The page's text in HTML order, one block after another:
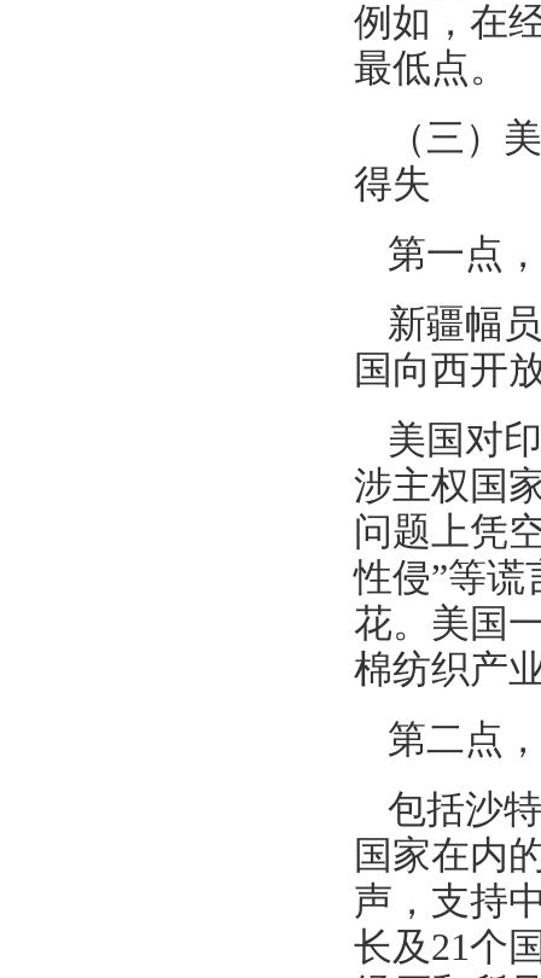
例如，在
最低点。
（三）
得失
第一点
新疆幅
国向西开
美国对
涉主权国
问题上凭
性侵”等谎
花。美国
棉纺织产
第二点
包括沙
国家在内
声，支持
长及21个